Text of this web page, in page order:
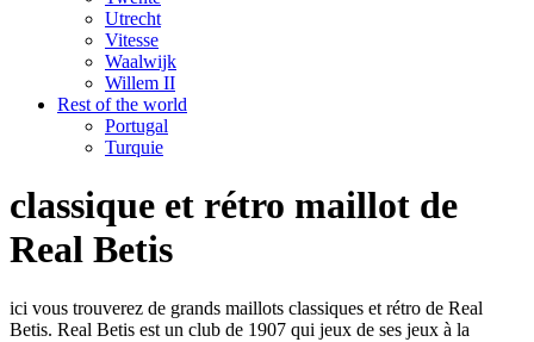
Utrecht
Vitesse
Waalwijk
Willem II
Rest of the world
Portugal
Turquie
classique et rétro maillot de
Real Betis
ici vous trouverez de grands maillots classiques et rétro de Real
Betis. Real Betis est un club de 1907 qui jeux de ses jeux à la